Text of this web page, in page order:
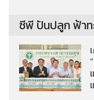
ซีพี ปันปลูก ฟ้าท